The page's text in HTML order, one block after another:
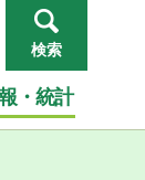
検索
・統計